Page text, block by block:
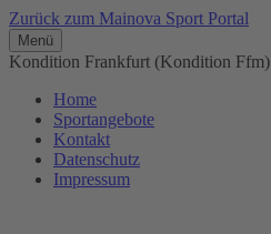
Zurück zum Mainova Sport Portal
Menü
Kondition Frankfurt (Kondition Ffm)
Home
Sportangebote
Kontakt
Datenschutz
Impressum